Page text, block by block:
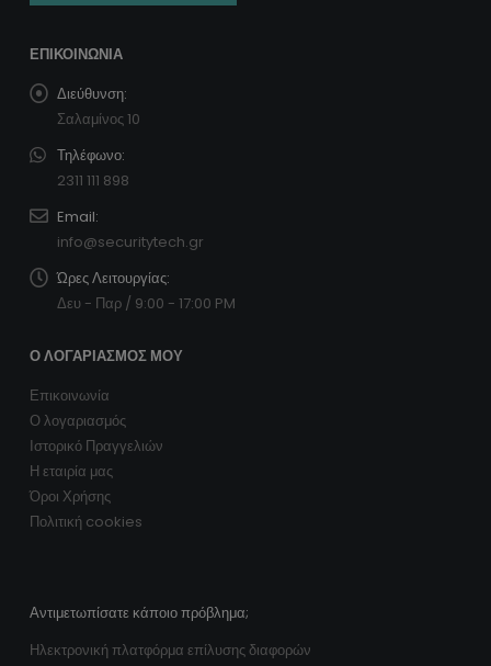
ΕΠΙΚΟΙΝΩΝΊΑ
Διεύθυνση:
Σαλαμίνος 10
Τηλέφωνο:
2311 111 898
Email:
info@securitytech.gr
Ώρες Λειτουργίας:
Δευ - Παρ / 9:00 - 17:00 PM
Ο ΛΟΓΑΡΙΑΣΜΌΣ ΜΟΥ
Επικοινωνία
Ο λογαριασμός
Ιστορικό Πραγγελιών
Η εταιρία μας
Όροι Χρήσης
Πολιτική cookies
Αντιμετωπίσατε κάποιο πρόβλημα;
Ηλεκτρονική πλατφόρμα επίλυσης διαφορών